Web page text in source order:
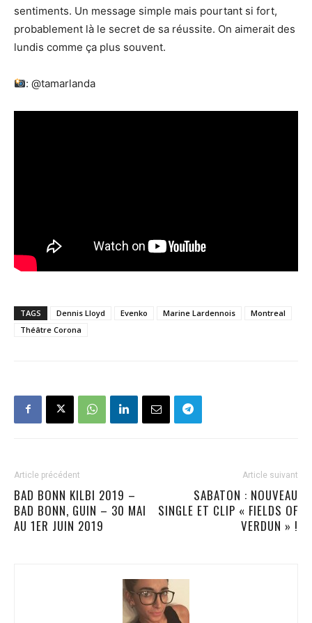
sentiments. Un message simple mais pourtant si fort,
probablement là le secret de sa réussite. On aimerait des
lundis comme ça plus souvent.
: @tamarlanda
TAGS Dennis Lloyd Evenko Marine Lardennois
Montreal
Théâtre Corona
Article précédent
BAD BONN KILBI 2019 –
BAD BONN, GUIN – 30 MAI
AU 1ER JUIN 2019
Article suivant
SABATON : NOUVEAU
SINGLE ET CLIP « FIELDS OF
VERDUN » !